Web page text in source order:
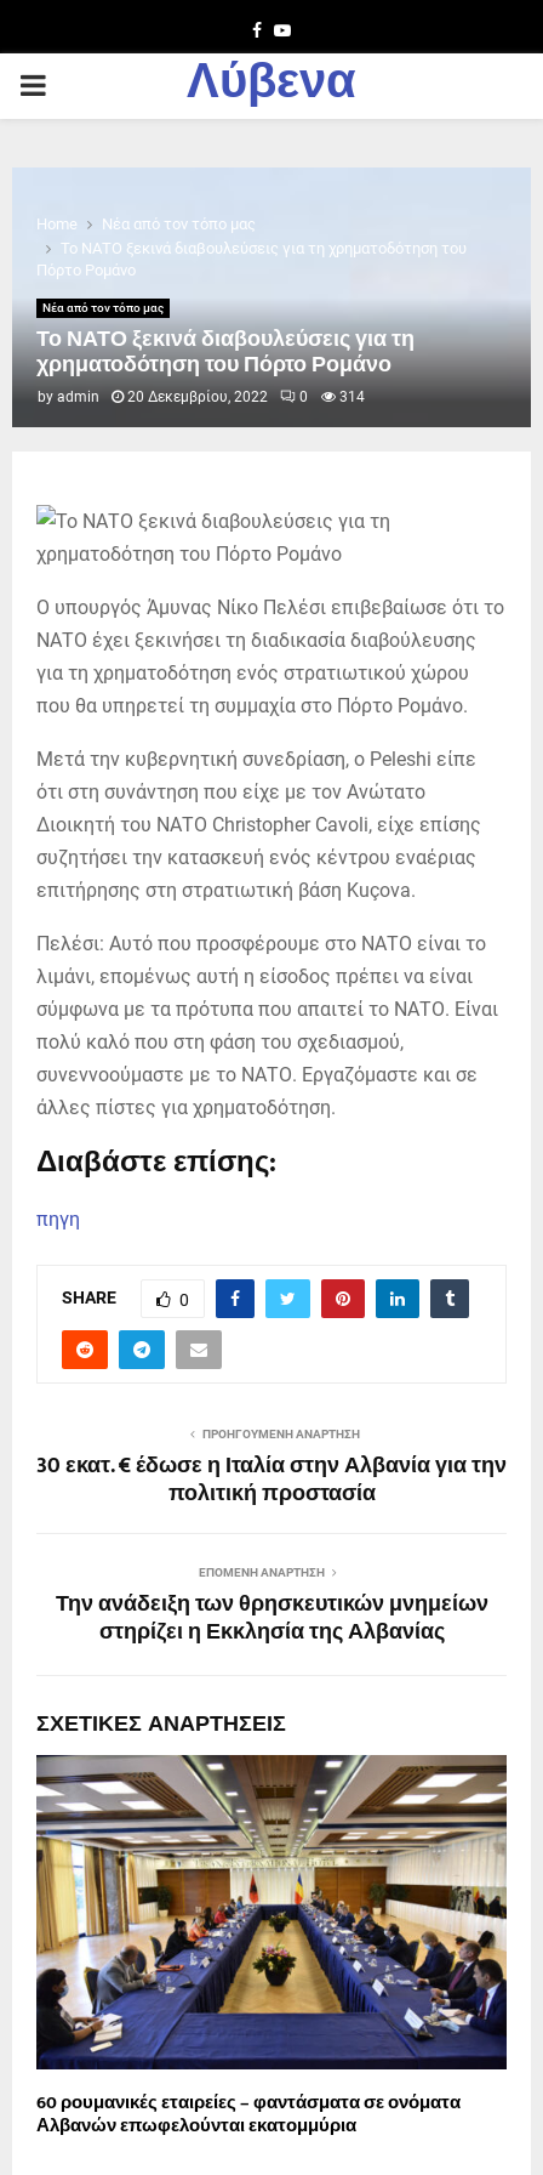
Facebook
Youtube
PRIMARY
Λύβενα
Home
Νέα από τον τόπο μας
Το ΝΑΤΟ ξεκινά διαβουλεύσεις για τη χρηματοδότηση του
Πόρτο Ρομάνο
Νέα από τον τόπο μας
Το ΝΑΤΟ ξεκινά διαβουλεύσεις για τη
χρηματοδότηση του Πόρτο Ρομάνο
by admin 20 Δεκεμβρίου, 2022 0 314
Ο υπουργός Άμυνας Νίκο Πελέσι επιβεβαίωσε ότι το
ΝΑΤΟ έχει ξεκινήσει τη διαδικασία διαβούλευσης
για τη χρηματοδότηση ενός στρατιωτικού χώρου
που θα υπηρετεί τη συμμαχία στο Πόρτο Ρομάνο.
Μετά την κυβερνητική συνεδρίαση, ο Peleshi είπε
ότι στη συνάντηση που είχε με τον Ανώτατο
Διοικητή του ΝΑΤΟ Christopher Cavoli, είχε επίσης
συζητήσει την κατασκευή ενός κέντρου εναέριας
επιτήρησης στη στρατιωτική βάση Kuçova.
Πελέσι: Αυτό που προσφέρουμε στο ΝΑΤΟ είναι το
λιμάνι, επομένως αυτή η είσοδος πρέπει να είναι
σύμφωνα με τα πρότυπα που απαιτεί το ΝΑΤΟ. Είναι
πολύ καλό που στη φάση του σχεδιασμού,
συνεννοούμαστε με το ΝΑΤΟ. Εργαζόμαστε και σε
άλλες πίστες για χρηματοδότηση.
Διαβάστε επίσης:
πηγη
SHARE 0
ΠΡΟΗΓΟΎΜΕΝΗ ΑΝΆΡΤΗΣΗ
30 εκατ. € έδωσε η Ιταλία στην Αλβανία για την
πολιτική προστασία
ΕΠΌΜΕΝΗ ΑΝΆΡΤΗΣΗ
Την ανάδειξη των θρησκευτικών μνημείων
στηρίζει η Εκκλησία της Αλβανίας
ΣΧΕΤΙΚΈΣ ΑΝΑΡΤΉΣΕΙΣ
60 ρουμανικές εταιρείες – φαντάσματα σε ονόματα
Αλβανών επωφελούνται εκατομμύρια